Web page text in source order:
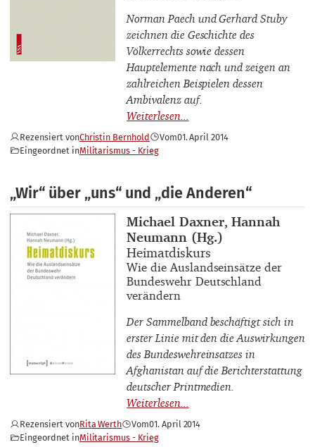
Norman Paech und Gerhard Stuby
zeichnen die Geschichte des
Völkerrechts sowie dessen
Hauptelemente nach und zeigen an
zahlreichen Beispielen dessen
Ambivalenz auf.
Rezensiert vonChristin Bernhold Vom01. April 2014
Eingeordnet inMilitarismus - Krieg
„Wir“ über „uns“ und „die Anderen“
Buchautor_innen
Michael Daxner, Hannah
Neumann (Hg.)
Buchtitel
Heimatdiskurs
Buchuntertitel
Wie die Auslandseinsätze der
Bundeswehr Deutschland
verändern
Der Sammelband beschäftigt sich in
erster Linie mit den die Auswirkungen
des Bundeswehreinsatzes in
Afghanistan auf die Berichterstattung
deutscher Printmedien.
Rezensiert vonRita Werth Vom01. April 2014
Eingeordnet inMilitarismus - Krieg